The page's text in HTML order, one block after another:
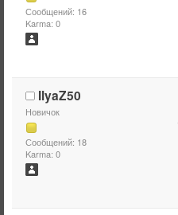
Сообщений: 16
Karma: 0
IlyaZ50
Новичок
Сообщений: 18
Karma: 0